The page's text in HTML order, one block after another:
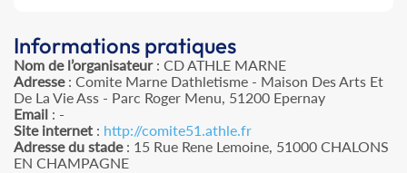
Informations pratiques
Nom de l’organisateur: CD ATHLE MARNE
Adresse: Comite Marne Dathletisme - Maison Des Arts Et
De La Vie Ass - Parc Roger Menu, 51200 Epernay
Email : -
Site internet : http://comite51.athle.fr
Adresse du stade: 15 Rue Rene Lemoine, 51000 CHALONS
EN CHAMPAGNE